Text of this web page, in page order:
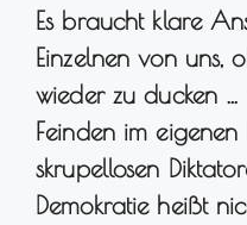
Es braucht klare
Einzelnen von uns,
wieder zu ducken
Feinden im
skrupellosen
Demokratie heißt